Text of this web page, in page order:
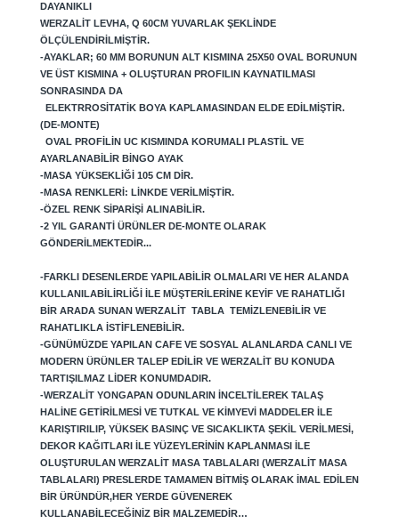
DAYANIKLI
WERZALIT LEVHA, Q 60CM YUVARLAK ŞEKLINDE
ÖLÇÜLENDIRILMIŞTIR.
-AYAKLAR; 60 MM BORUNUN ALT KISMINA 25X50 OVAL BORUNUN
VE ÜST KISMINA + OLUŞTURAN PROFILIN KAYNATILMASI
SONRASINDA DA
ELEKTRROSITATIK BOYA KAPLAMASINDAN ELDE EDILMIŞTIR.
(DE-MONTE)
OVAL PROFILIN UC KISMINDA KORUMALI PLASTIL VE
AYARLANABILIR BINGO AYAK
-MASA YÜKSEKLIĞI 105 CM DIR.
-MASA RENKLERI: LINKDE VERILMIŞTIR.
-ÖZEL RENK SIPARIŞI ALINABILIR.
-2 YIL GARANTI ÜRÜNLER DE-MONTE OLARAK
GÖNDERILMEKTEDIR...
-FARKLI DESENLERDE YAPILABILIR OLMALARI VE HER ALANDA
KULLANILABILIRLIĞI ILE MÜŞTERILERINE KEYIF VE RAHATLIĞI
BIR ARADA SUNAN WERZALIT TABLA TEMIZLENEBILIR VE
RAHATLIKLA ISTIFLENEBILIR.
-GÜNÜMÜZDE YAPILAN CAFE VE SOSYAL ALANLARDA CANLI VE
MODERN ÜRÜNLER TALEP EDILIR VE WERZALIT BU KONUDA
TARTIŞILMAZ LIDER KONUMDADIR.
-WERZALIT YONGAPAN ODUNLARIN INCELTILEREK TALAŞ
HALINE GETIRILMESI VE TUTKAL VE KIMYEVI MADDELER ILE
KARIŞTIRILIP, YÜKSEK BASINÇ VE SICAKLIKTA ŞEKIL VERILMESI,
DEKOR KAĞITLARI ILE YÜZEYLERININ KAPLANMASI ILE
OLUŞTURULAN WERZALIT MASA TABLALARI (WERZALIT MASA
TABLALARI) PRESLERDE TAMAMEN BITMIŞ OLARAK IMAL EDILEN
BIR ÜRÜNDÜR,HER YERDE GÜVENEREK
KULLANABILECEĞINIZ BIR MALZEMEDIR…